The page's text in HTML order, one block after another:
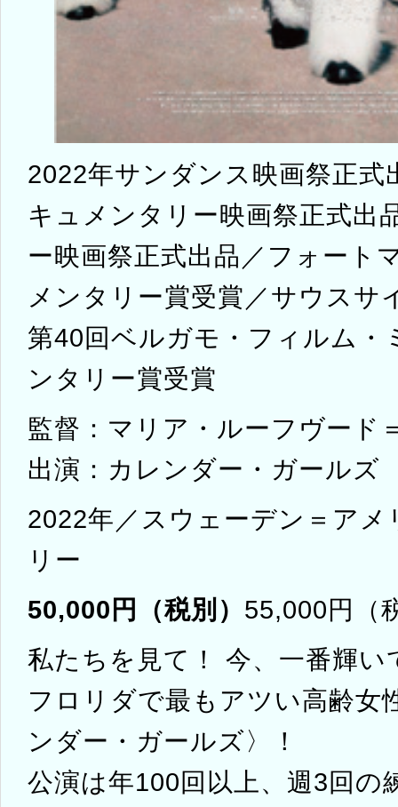
2022年サンダンス映画祭正
キュメンタリー映画祭正式出
ー映画祭正式出品／フォート
メンタリー賞受賞／サウスサ
第40回ベルガモ・フィルム
ンタリー賞受賞
監督：マリア・ルーフヴード
出演：カレンダー・ガールズ
2022年／スウェーデン＝ア
リー
50,000円（税別） 55,000円（
私たちを見て！ 今、一番輝い
フロリダで最もアツい高齢女
ンダー・ガールズ〉！
公演は年100回以上、週3回の